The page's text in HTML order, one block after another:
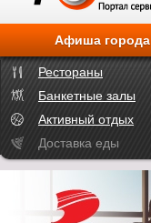
Афиша города
Рестораны
Банкетные залы
Активный отдых
Доставка еды